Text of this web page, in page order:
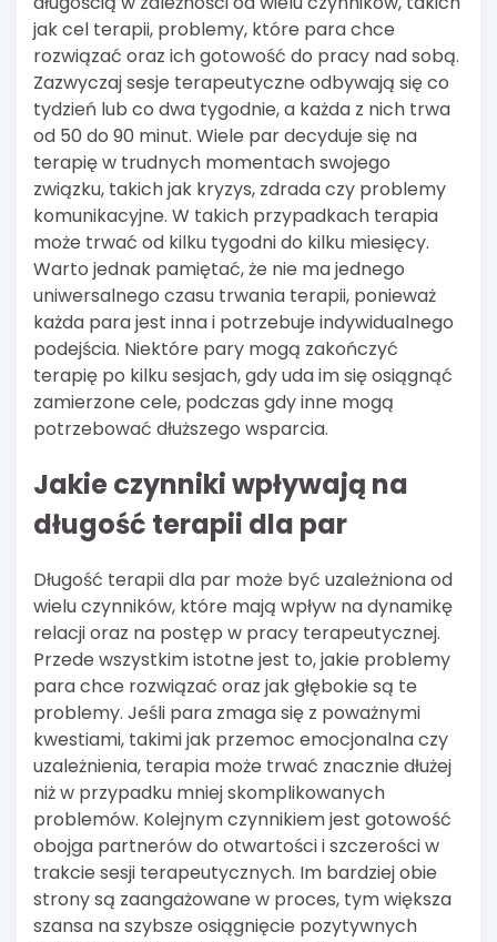
jak cel terapii, problemy, które para chce
rozwiązać oraz ich gotowość do pracy nad sobą.
Zazwyczaj sesje terapeutyczne odbywają się co
tydzień lub co dwa tygodnie, a każda z nich trwa
od 50 do 90 minut. Wiele par decyduje się na
terapię w trudnych momentach swojego
związku, takich jak kryzys, zdrada czy problemy
komunikacyjne. W takich przypadkach terapia
może trwać od kilku tygodni do kilku miesięcy.
Warto jednak pamiętać, że nie ma jednego
uniwersalnego czasu trwania terapii, ponieważ
każda para jest inna i potrzebuje indywidualnego
podejścia. Niektóre pary mogą zakończyć
terapię po kilku sesjach, gdy uda im się osiągnąć
zamierzone cele, podczas gdy inne mogą
potrzebować dłuższego wsparcia.
Jakie czynniki wpływają na
długość terapii dla par
Długość terapii dla par może być uzależniona od
wielu czynników, które mają wpływ na dynamikę
relacji oraz na postęp w pracy terapeutycznej.
Przede wszystkim istotne jest to, jakie problemy
para chce rozwiązać oraz jak głębokie są te
problemy. Jeśli para zmaga się z poważnymi
kwestiami, takimi jak przemoc emocjonalna czy
uzależnienia, terapia może trwać znacznie dłużej
niż w przypadku mniej skomplikowanych
problemów. Kolejnym czynnikiem jest gotowość
obojga partnerów do otwartości i szczerości w
trakcie sesji terapeutycznych. Im bardziej obie
strony są zaangażowane w proces, tym większa
szansa na szybsze osiągnięcie pozytywnych